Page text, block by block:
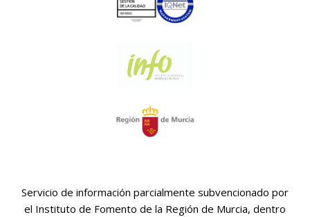
Servicio de información parcialmente subvencionado por
el Instituto de Fomento de la Región de Murcia, dentro